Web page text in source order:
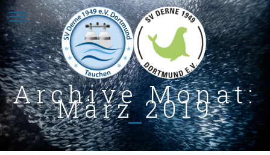
Archive Monat:
März 2019